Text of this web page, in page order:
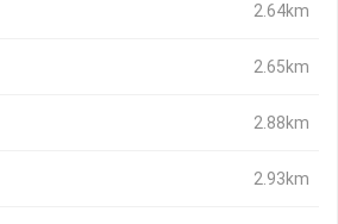
2.64km
2.65km
2.88km
2.93km